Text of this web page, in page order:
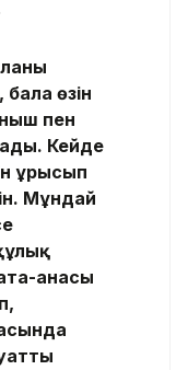
өзін
пен
Кейде
ұрысып
Мұндай
анасы